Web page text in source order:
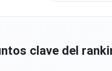
clave del